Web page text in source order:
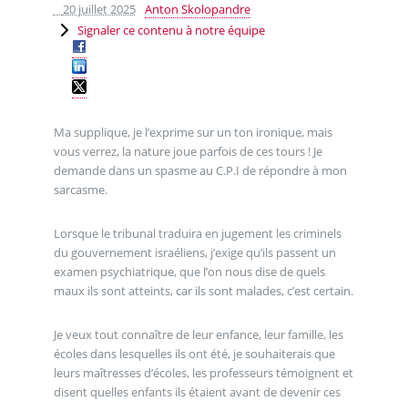
20 juillet 2025 Anton Skolopandre
Signaler ce contenu à notre équipe
Ma supplique, je l’exprime sur un ton ironique, mais
vous verrez, la nature joue parfois de ces tours ! Je
demande dans un spasme au C.P.I de répondre à mon
sarcasme.
Lorsque le tribunal traduira en jugement les criminels
du gouvernement israéliens, j’exige qu’ils passent un
examen psychiatrique, que l’on nous dise de quels
maux ils sont atteints, car ils sont malades, c’est certain.
Je veux tout connaître de leur enfance, leur famille, les
écoles dans lesquelles ils ont été, je souhaiterais que
leurs maîtresses d’écoles, les professeurs témoignent et
disent quelles enfants ils étaient avant de devenir ces